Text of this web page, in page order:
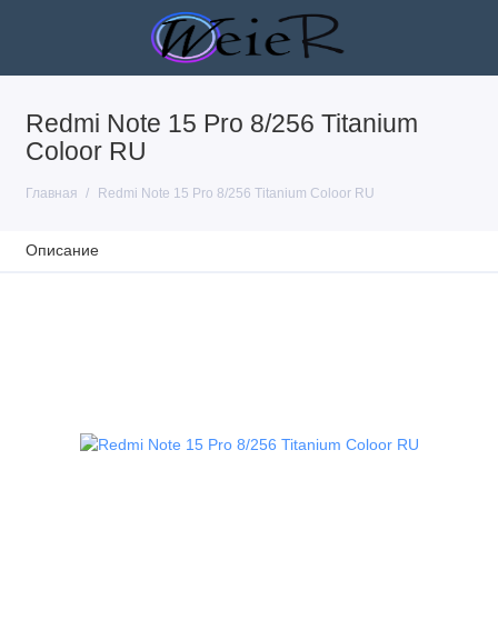
Redmi Note 15 Pro 8/256 Titanium
Coloor RU
Главная Redmi Note 15 Pro 8/256 Titanium Coloor RU
Описание